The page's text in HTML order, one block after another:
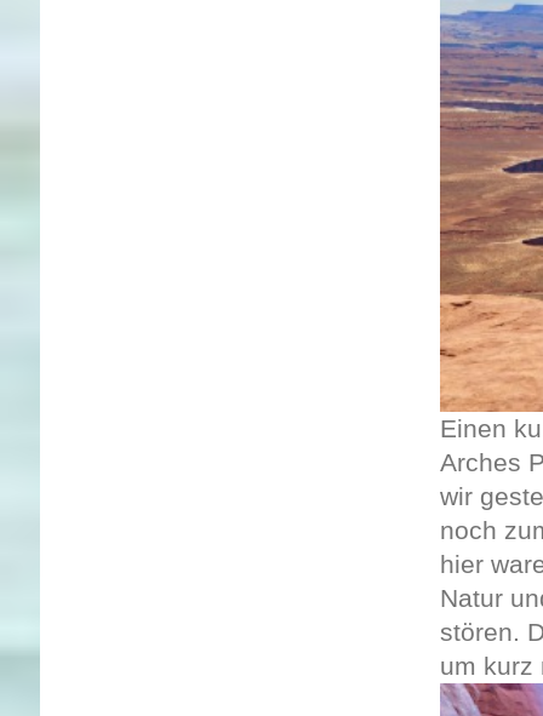
Einen
Arches
wir
noch
hier
Natur
stören.
um kurz